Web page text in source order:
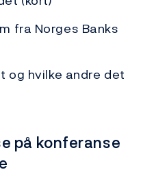
fra Norges Banks
og hvilke andre det
på konferanse